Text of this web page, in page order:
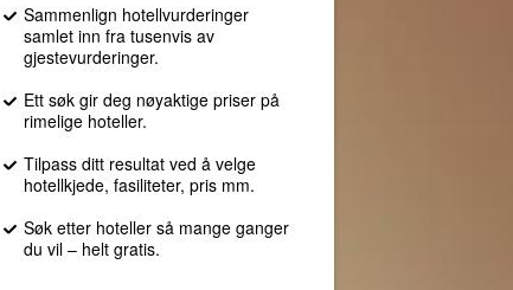
Sammenlign hotellvurderinger
samlet inn fra tusenvis av
gjestevurderinger.
Ett søk gir deg nøyaktige priser på
rimelige hoteller.
Tilpass ditt resultat ved å velge
hotellkjede, fasiliteter, pris mm.
Søk etter hoteller så mange ganger
du vil – helt gratis.